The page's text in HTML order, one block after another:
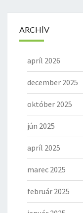
ARCHÍV
apríl 2026
december 2025
október 2025
jún 2025
apríl 2025
marec 2025
február 2025